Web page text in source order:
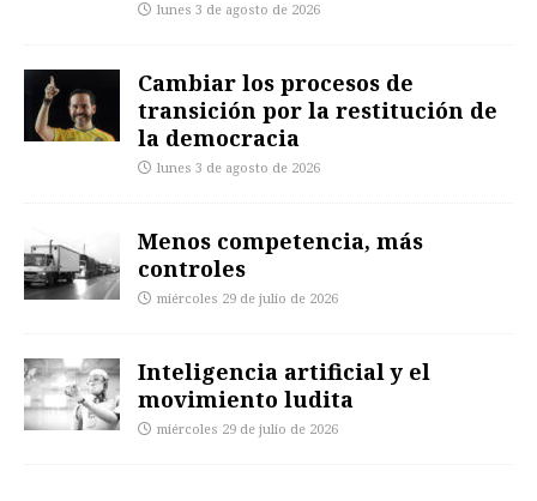
lunes 3 de agosto de 2026
Cambiar los procesos de
transición por la restitución de
la democracia
lunes 3 de agosto de 2026
Menos competencia, más
controles
miércoles 29 de julio de 2026
Inteligencia artificial y el
movimiento ludita
miércoles 29 de julio de 2026